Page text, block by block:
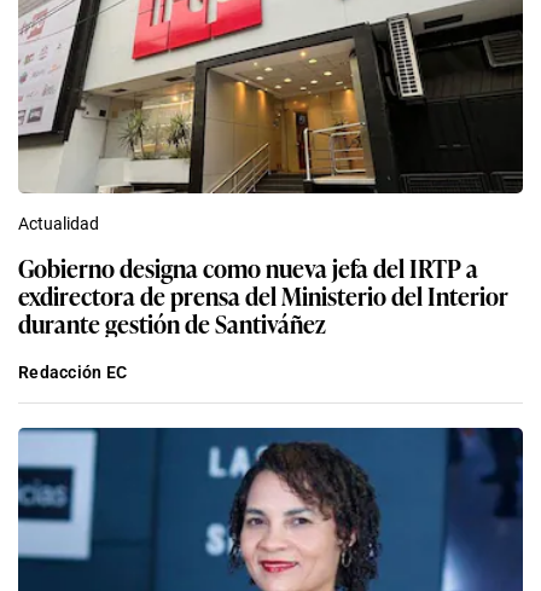
Actualidad
Gobierno designa como nueva jefa del IRTP a
exdirectora de prensa del Ministerio del Interior
durante gestión de Santiváñez
Redacción EC